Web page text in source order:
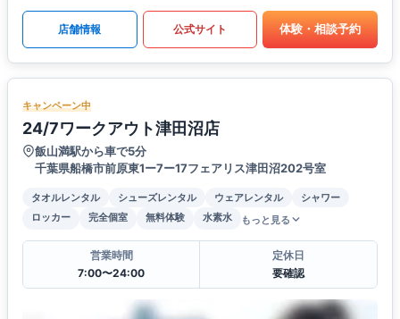
店舗情報 公式サイト 体験・相談予約
キャンペーン中
24/7ワークアウト津田沼店
飯山満駅から車で5分
千葉県船橋市前原東1ー7ー17フェアリス津田沼202号室
タオルレンタル シューズレンタル ウェアレンタル
シャワー
ロッカー
完全個室 無料体験 水素水 もっと見る
営業時間
7:00〜24:00
定休日
要確認